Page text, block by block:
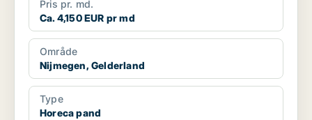
Pris pr. md.
Ca. 4,150 EUR pr md
Område
Nijmegen, Gelderland
Type
Horeca pand